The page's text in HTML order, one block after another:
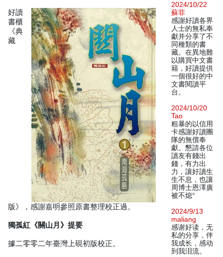
好讀
書櫃
《典
藏
版》，感謝嘉明參照原書整理校正過。
獨孤紅《關山月》提要
據二零零二年臺灣上硯初版校正。
2024/10/22
蘇菲
感謝好讀各界
人士的無私奉
獻并分享了不
同種類的書
藏。在異地難
以購買中文書
籍，好讀提供
一個很好的中
文書閱讀平
台。
2024/10/20
Tao
粗暴的以信用
卡感謝好讀團
隊的無償奉
獻。懇請各位
讀友有錢出
錢，有力出
力，讓好讀生
生不息，也讓
周博士恩澤廣
被不熄°
2024/9/13
maliang
感谢好读，无
私的分享，伴
我成长，感动
到我泪流。